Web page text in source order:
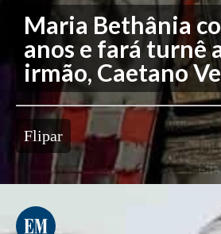
Maria Bethânia
anos e fará turnê
irmão, Caetano
Flipar